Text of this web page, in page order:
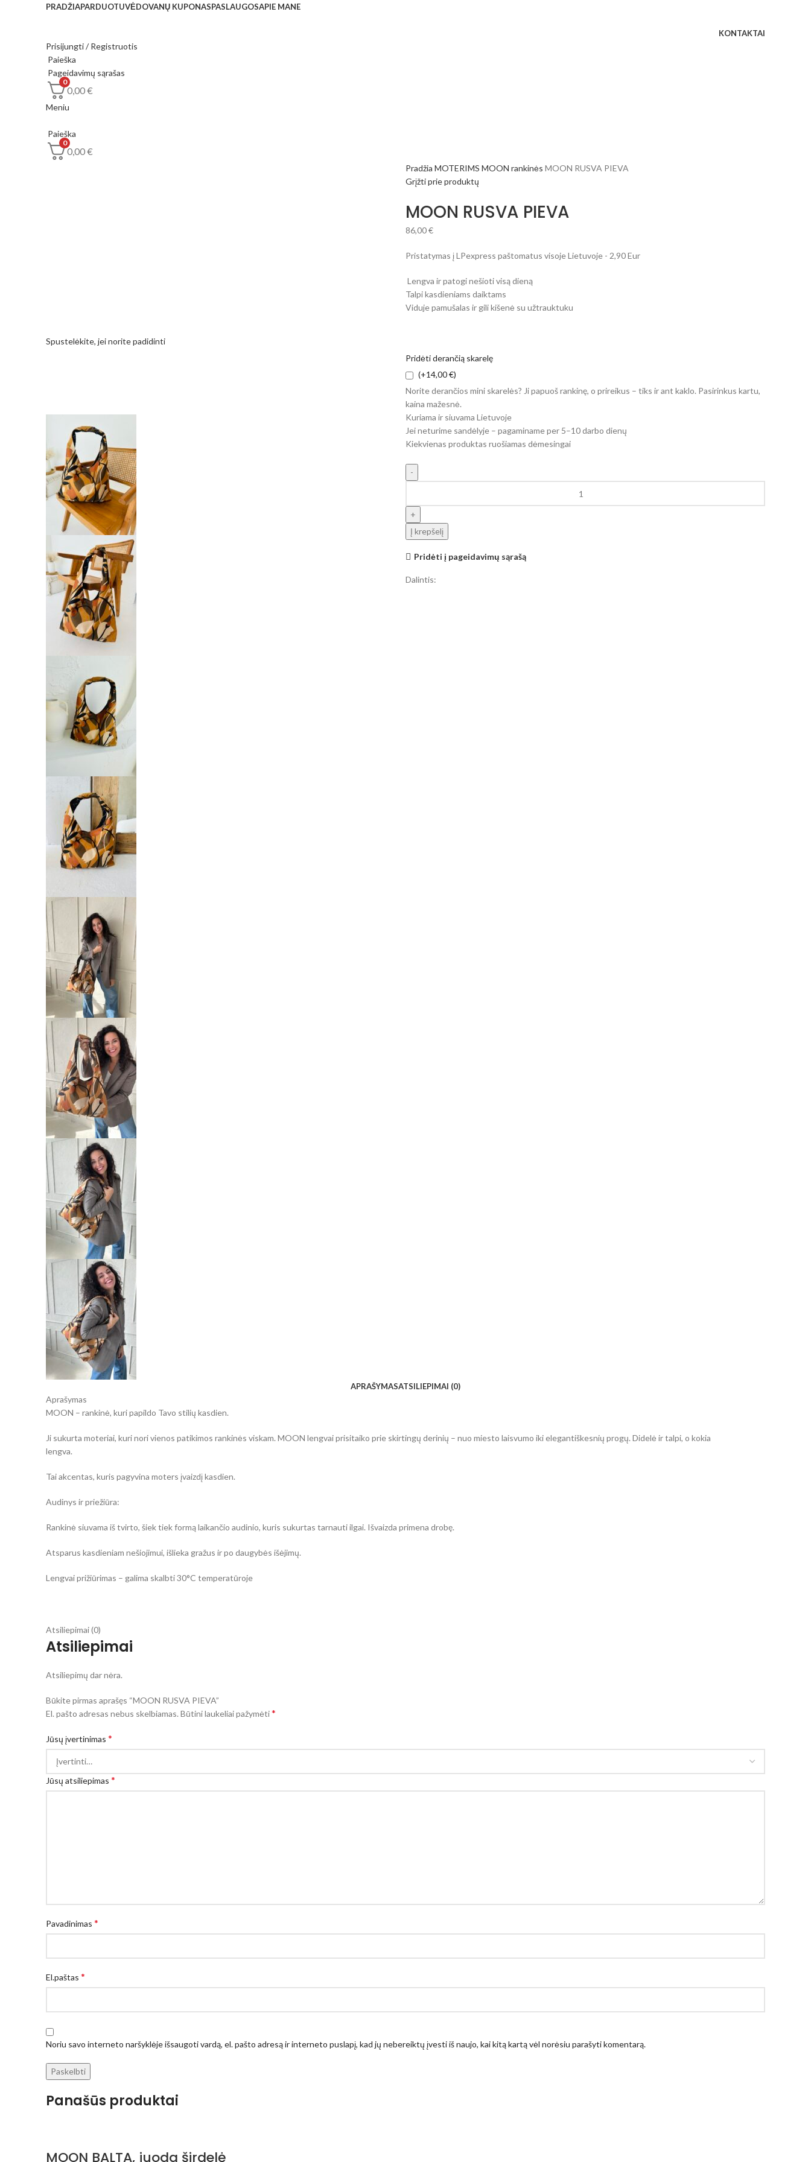
PRADŽIAPARDUOTUVĖDOVANŲ KUPONASPASLAUGOSAPIE MANE
KONTAKTAI
Prisijungti / Registruotis
Paieška
Pageidavimų sąrašas
0
0,00€
Meniu
Paieška
0
0,00€
Spustelėkite, jei norite padidinti
Pradžia MOTERIMS MOON rankinės MOON RUSVA PIEVA
Grįžti prie produktų
MOON RUSVA PIEVA
86,00€
Pristatymas į LPexpress paštomatus visoje Lietuvoje - 2,90 Eur
Lengva ir patogi nešioti visą dieną
Talpi kasdieniams daiktams
Viduje pamušalas ir gili kišenė su užtrauktuku
Pridėti derančią skarelę
(+14,00 €)
Norite derančios mini skarelės? Ji papuoš rankinę, o prireikus – tiks ir ant kaklo. Pasirinkus kartu,
kaina mažesnė.
Kuriama ir siuvama Lietuvoje
Jei neturime sandėlyje – pagaminame per 5–10 darbo dienų
Kiekvienas produktas ruošiamas dėmesingai
Į krepšelį
Pridėti į pageidavimų sąrašą
Dalintis:
APRAŠYMASATSILIEPIMAI (0)
Aprašymas
MOON – rankinė, kuri papildo Tavo stilių kasdien.
Ji sukurta moteriai, kuri nori vienos patikimos rankinės viskam. MOON lengvai prisitaiko prie skirtingų derinių – nuo miesto laisvumo iki elegantiškesnių progų. Didelė ir talpi, o kokia
lengva.
Tai akcentas, kuris pagyvina moters įvaizdį kasdien.
Audinys ir priežiūra:
Rankinė siuvama iš tvirto, šiek tiek formą laikančio audinio, kuris sukurtas tarnauti ilgai. Išvaizda primena drobę.
Atsparus kasdieniam nešiojimui, išlieka gražus ir po daugybės išėjimų.
Lengvai prižiūrimas – galima skalbti 30°C temperatūroje
Atsiliepimai (0)
Atsiliepimai
Atsiliepimų dar nėra.
Būkite pirmas aprašęs “MOON RUSVA PIEVA”
El. pašto adresas nebus skelbiamas.Būtini laukeliai pažymėti*
Jūsų įvertinimas *
Jūsų atsiliepimas *
Pavadinimas *
El.paštas *
Noriu savo interneto naršyklėje išsaugoti vardą, el. pašto adresą ir interneto puslapį, kad jų nebereiktų įvesti iš naujo, kai kitą kartą vėl norėsiu parašyti komentarą.
Panašūs produktai
MOON BALTA, juoda širdelė